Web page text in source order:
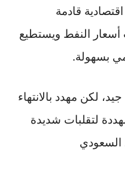
قادمة
أسعار النفط ويستطيع
بسهولة.
لكن مهدد بالانتهاء
لتقلبات شديدة
السعودي